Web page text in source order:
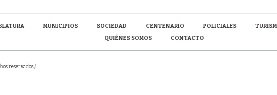
MUNICIPIOS SOCIEDAD CENTENARIO POLICIALES
QUIÉNES SOMOS
CONTACTO
reservados /